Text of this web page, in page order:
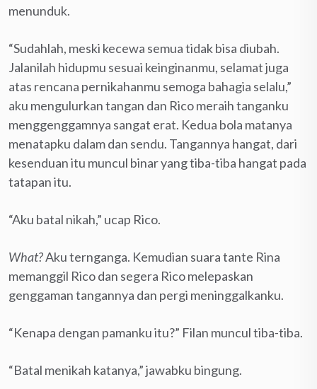
menunduk.
“Sudahlah, meski kecewa semua tidak bisa diubah.
Jalanilah hidupmu sesuai keinginanmu, selamat juga
atas rencana pernikahanmu semoga bahagia selalu,”
aku mengulurkan tangan dan Rico meraih tanganku
menggenggamnya sangat erat. Kedua bola matanya
menatapku dalam dan sendu. Tangannya hangat, dari
kesenduan itu muncul binar yang tiba-tiba hangat pada
tatapan itu.
“Aku batal nikah,” ucap Rico.
What?Aku ternganga. Kemudian suara tante Rina
memanggil Rico dan segera Rico melepaskan
genggaman tangannya dan pergi meninggalkanku.
“Kenapa dengan pamanku itu?” Filan muncul tiba-tiba.
“Batal menikah katanya,” jawabku bingung.